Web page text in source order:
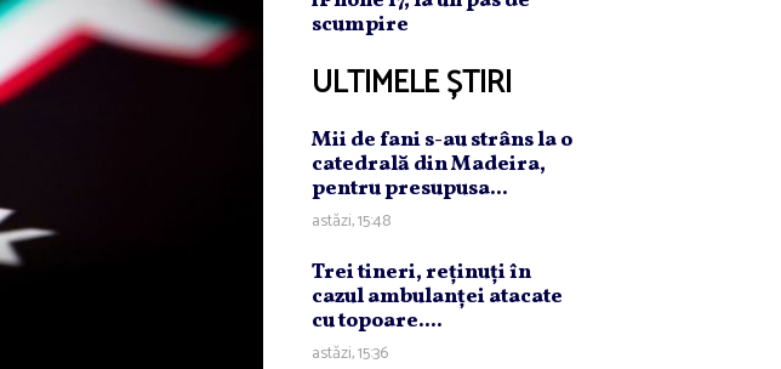
scumpire
ULTIMELE ȘTIRI
Mii de fani s-au strâns la o
catedrală din Madeira,
pentru presupusa...
astăzi, 15:48
Trei tineri, reţinuţi în
cazul ambulanţei atacate
cu topoare....
astăzi, 15:36